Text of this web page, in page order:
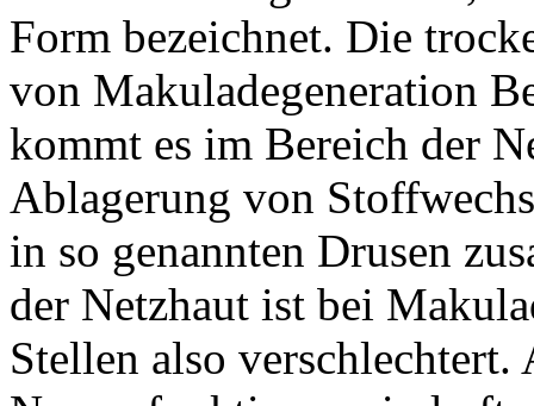
Form bezeichnet. Die
von Makuladegeneration
kommt es im Bereich der
Ablagerung von
in so genannten Drusen
der Netzhaut ist bei
Stellen also